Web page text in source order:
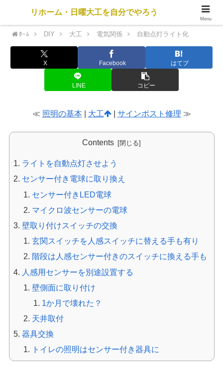
ﾎｰﾑ DIY 大工 電気関係 自動点灯ライト化
X Facebook はてブ
LINE コピー
≪ 照明の基本| 大工 | サインポスト修理 ≫
Contents
ライトを自動点灯させよう
センサー付き電球に取り換え
センサー付きLED電球
マイクロ波センサーの電球
壁取り付けスイッチの交換
玄関スイッチを人感スイッチに替える手も有り
階段は人感センサー付きのスイッチに換える手も
人感用センサーを別途設置する
壁側面に取り付け
1か月で壊れた？
天井取付
器具交換
トイレの照明はセンサー付き器具に
リホーム・日曜大工を自分でやろう
Menu